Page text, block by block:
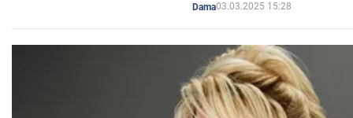
Dama03.03.2025 15:28